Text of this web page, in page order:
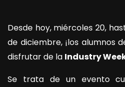
Desde hoy, miércoles 20,
de diciembre, ¡los alumnos
disfrutar de la Industry
Se trata de un evento